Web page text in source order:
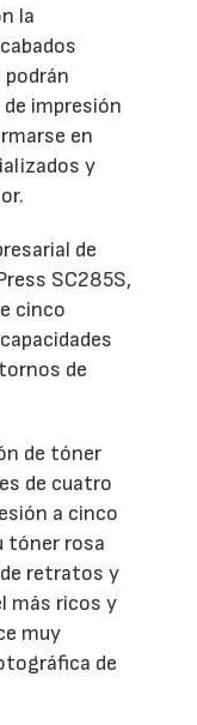
la
impresión
en
y
de
SC285S,
cinco
de
de tóner
de cuatro
a cinco
tóner rosa
retratos y
más ricos y
muy
de